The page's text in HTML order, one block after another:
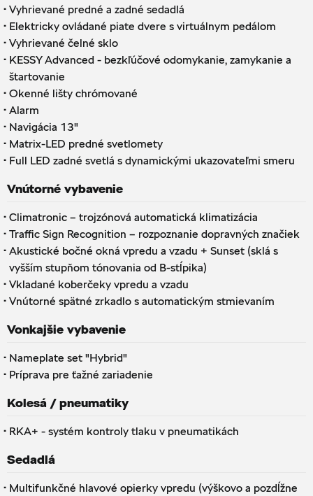
· Vyhrievané predné a zadné sedadlá
· Elektricky ovládané piate dvere s virtuálnym pedálom
· Vyhrievané čelné sklo
· KESSY Advanced - bezkľúčové odomykanie, zamykanie a
štartovanie
· Okenné lišty chrómované
· Alarm
· Navigácia 13"
· Matrix-LED predné svetlomety
· Full LED zadné svetlá s dynamickými ukazovateľmi smeru
Vnútorné vybavenie
· Climatronic – trojzónová automatická klimatizácia
· Traffic Sign Recognition – rozpoznanie dopravných značiek
· Akustické bočné okná vpredu a vzadu + Sunset (sklá s
vyšším stupňom tónovania od B-stĺpika)
· Vkladané koberčeky vpredu a vzadu
· Vnútorné spätné zrkadlo s automatickým stmievaním
Vonkajšie vybavenie
· Nameplate set "Hybrid"
· Príprava pre ťažné zariadenie
Kolesá / pneumatiky
· RKA+ - systém kontroly tlaku v pneumatikách
Sedadlá
· Multifunkčné hlavové opierky vpredu (výškovo a pozdĺžne